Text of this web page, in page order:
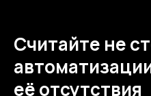
Считайте не
её отсутствия